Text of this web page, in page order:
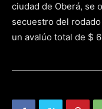
ciudad de Oberá, se
secuestro del
un avalúo total de $